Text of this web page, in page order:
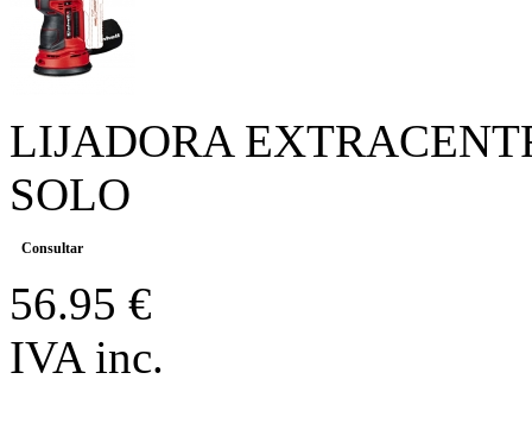
LIJADORA
SOLO
Consultar
56.95 €
IVA inc.